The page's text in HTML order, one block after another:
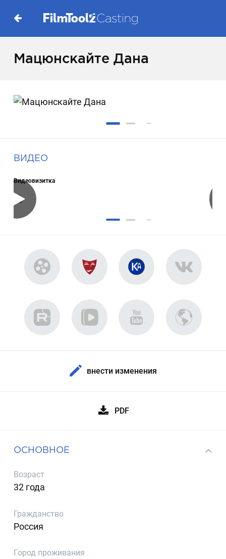
Мацюнскайте Дана
ВИДЕО
Видеовизитка
внести изменения
PDF
ОСНОВНОЕ
Возраст
32 года
Гражданство
Россия
Город проживания